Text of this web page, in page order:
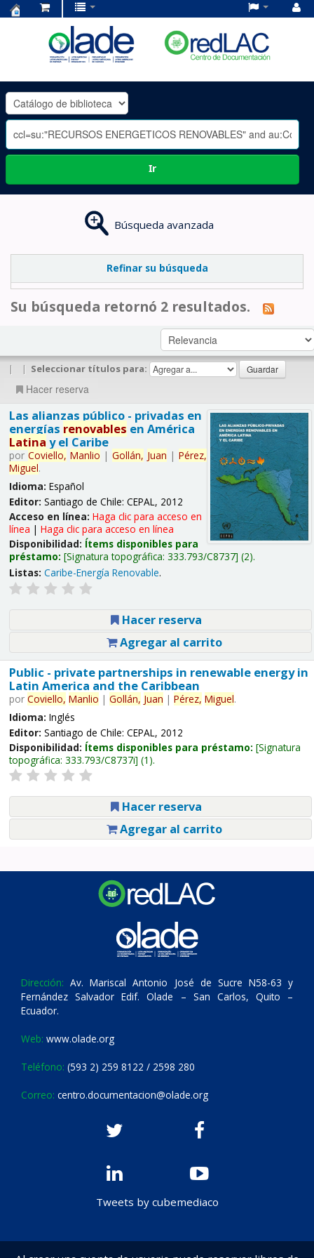
OLADE
-
Ir
Búsqueda avanzada
Refinar su búsqueda
Su búsqueda retornó 2 resultados.
| | Seleccionar títulos para:
Hacer reserva
Las alianzas público - privadas en
energías renovables en América
Latina y el Caribe
por Coviello, Manlio | Gollán, Juan | Pérez,
Miguel.
Idioma: Español
Editor: Santiago de Chile: CEPAL, 2012
Acceso en línea: Haga clic para acceso en
línea | Haga clic para acceso en línea
Disponibilidad: Ítems disponibles para
préstamo: Signatura topográfica: 333.793/C8737 (2).
Listas: Caribe-Energía Renovable.
Hacer reserva
Agregar al carrito
Public - private partnerships in renewable energy in
Latin America and the Caribbean
por Coviello, Manlio | Gollán, Juan | Pérez, Miguel.
Idioma: Inglés
Editor: Santiago de Chile: CEPAL, 2012
Disponibilidad: Ítems disponibles para préstamo: Signatura
topográfica: 333.793/C8737i (1).
Hacer reserva
Agregar al carrito
Dirección: Av. Mariscal Antonio José de Sucre N58-63 y
Fernández Salvador Edif. Olade – San Carlos, Quito –
Ecuador.
Web: www.olade.org
Teléfono: (593 2) 259 8122 / 2598 280
Correo: centro.documentacion@olade.org
Tweets by cubemediaco